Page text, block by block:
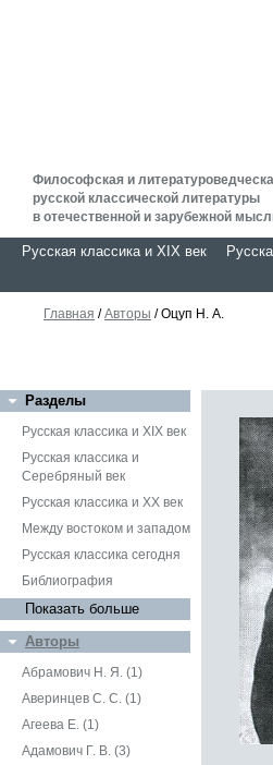
Философская и
русской классической литературы
в отечественной и зарубежной
Русская классика и XIX век
Главная /Авторы / Оцуп Н. А.
Разделы
Русская классика и XIX век
Русская классика и
Серебряный век
Русская классика и XX век
Между востоком и западом
Русская классика сегодня
Библиография
Показать больше
Авторы
Абрамович Н. Я. (1)
Аверинцев С. С. (1)
Агеева Е. (1)
Адамович Г. В. (3)